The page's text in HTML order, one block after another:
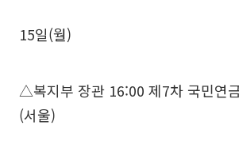
15일(월)
△복지부 장관 16:00 제7차 국민연
(서울)